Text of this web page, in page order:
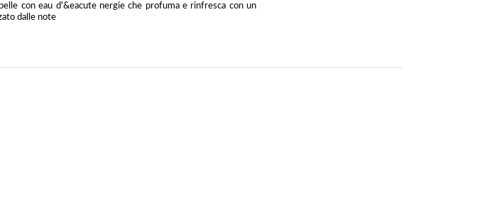
con eau d'&eacute nergie che profuma e rinfresca con un
dalle note